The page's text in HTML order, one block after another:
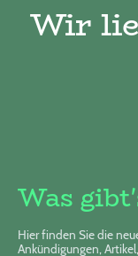
Wir
Was
Hier finden Sie die
Ankündigungen,